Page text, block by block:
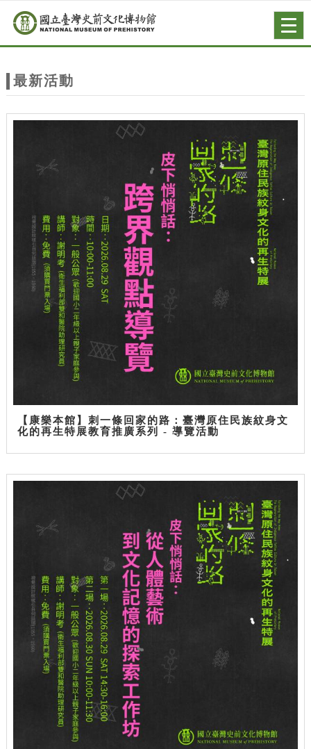
站
主
跳到主要內容
網站導覽
最新活動
【康樂本館】刺一條回家的路：臺灣原住民族紋身文
化的再生特展教育推廣系列 - 導覽活動